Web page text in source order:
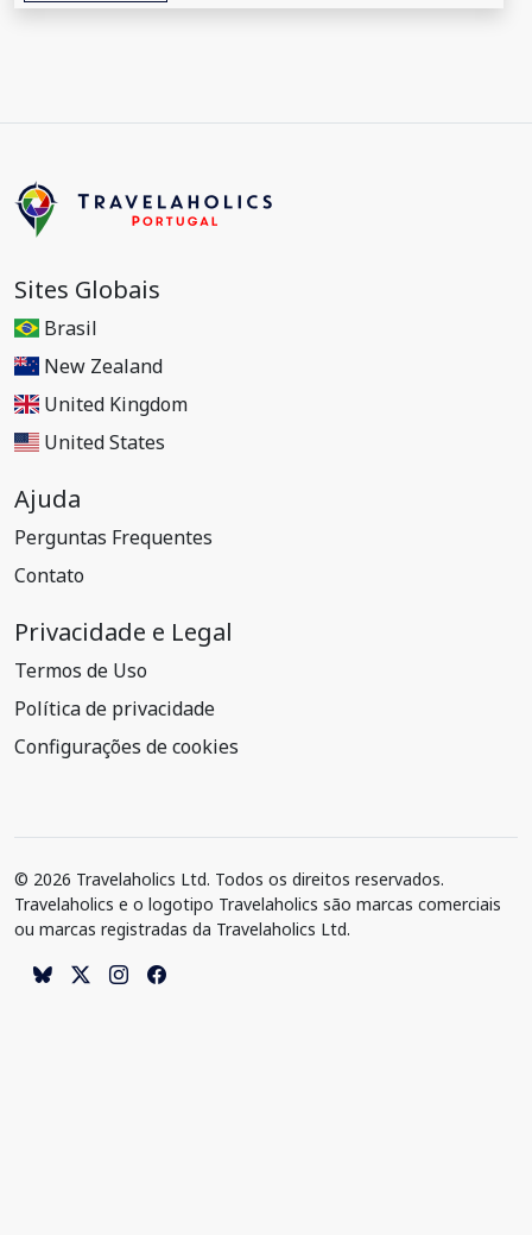
Sites Globais
Brasil
New Zealand
United Kingdom
United States
Ajuda
Perguntas Frequentes
Contato
Privacidade e Legal
Termos de Uso
Política de privacidade
Configurações de cookies
© 2026 Travelaholics Ltd. Todos os direitos reservados.
Travelaholics e o logotipo Travelaholics são marcas comerciais
ou marcas registradas da Travelaholics Ltd.